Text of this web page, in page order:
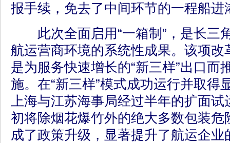
报手续，免去了中间环节的一程船进
此次全面启用“一箱制”，是长三
航运营商环境的系统性成果。该项改
是为服务快速增长的“新三样”出口而
施。在“新三样”模式成功运行并取得
上海与江苏海事局经过半年的扩面试
初将除烟花爆竹外的绝大多数包装危
成了政策升级，显著提升了航运企